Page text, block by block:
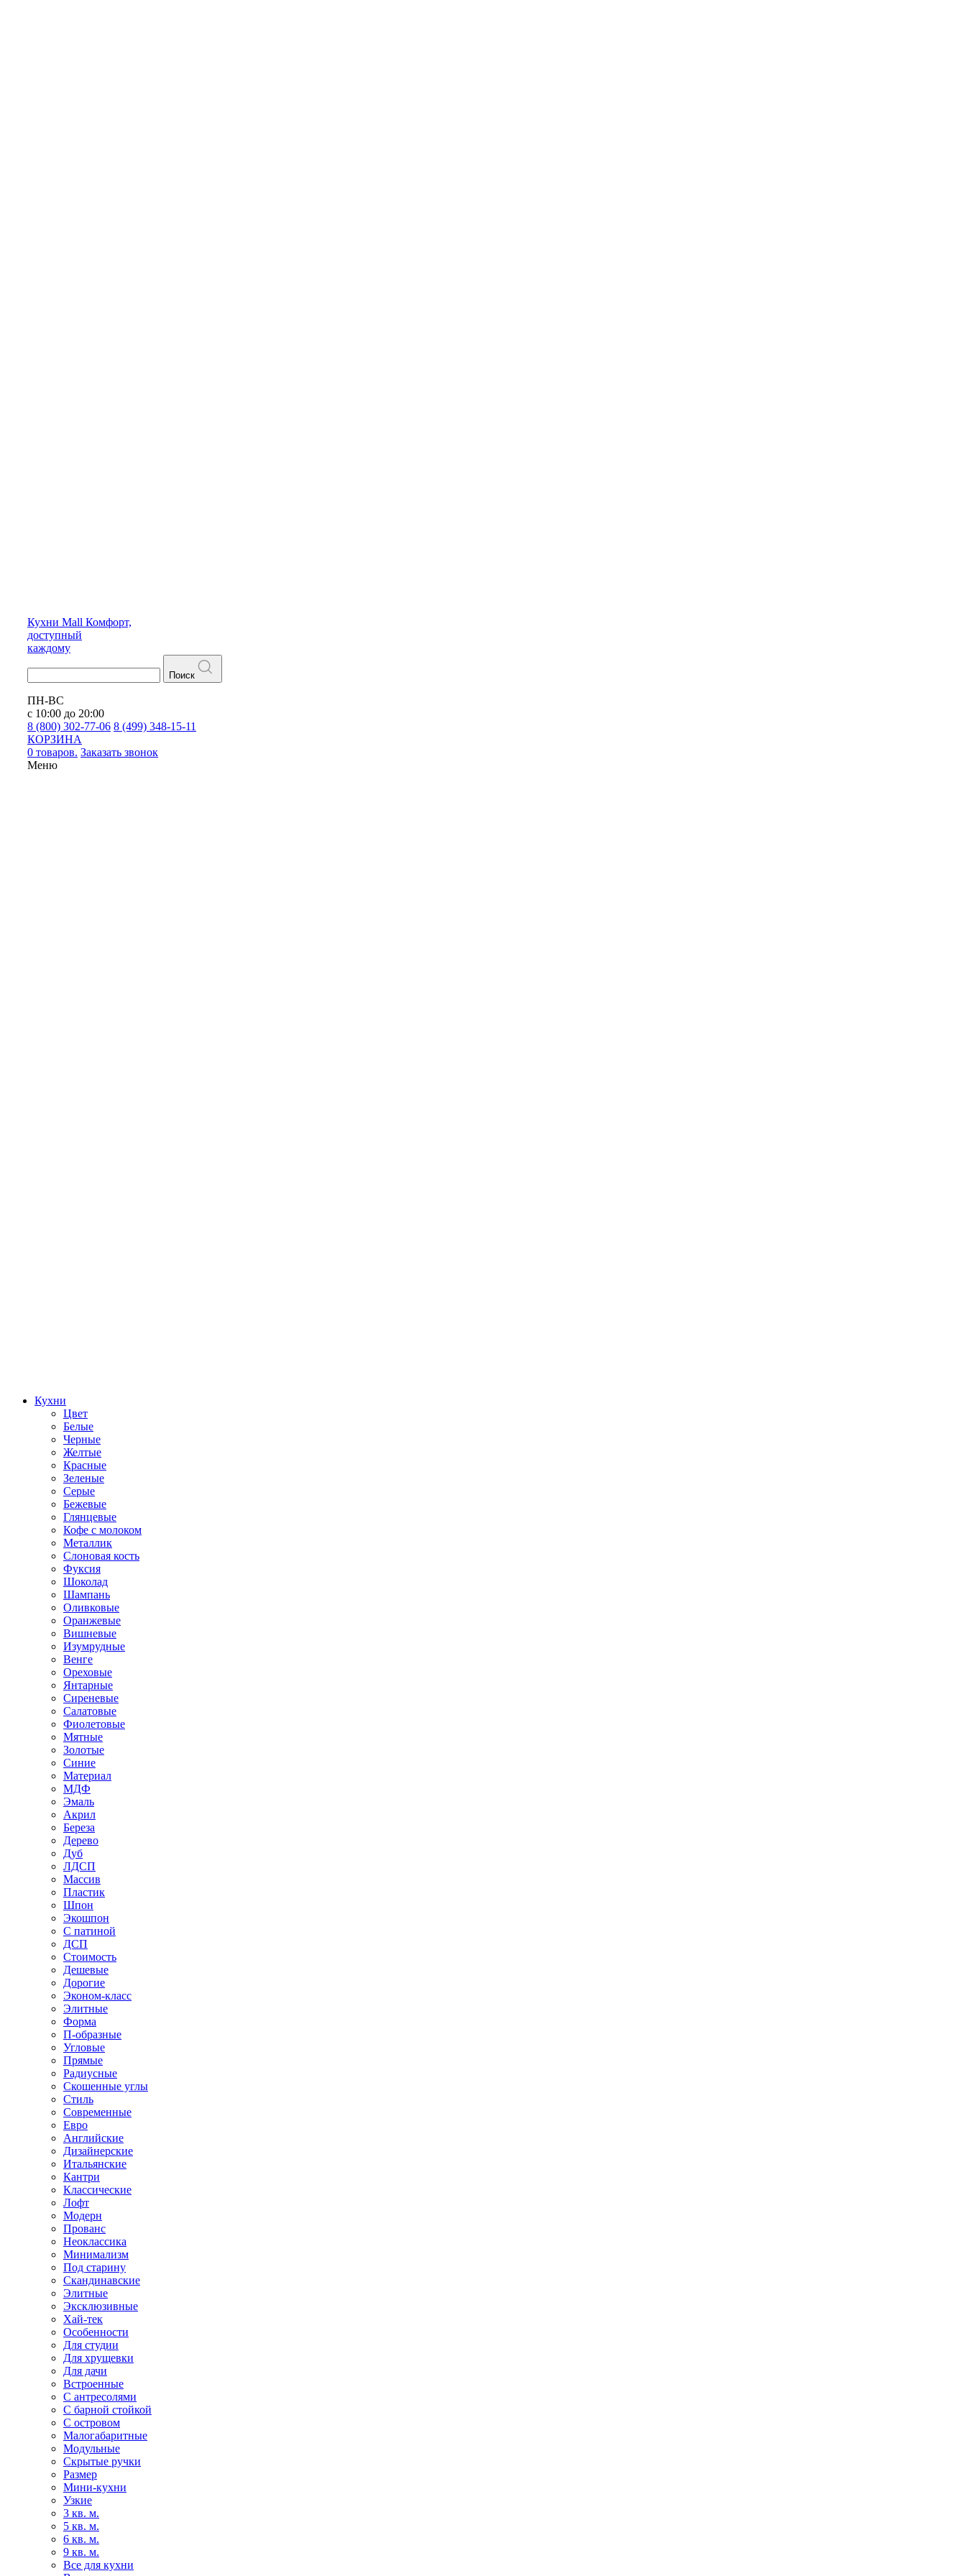
Кухни Mall Комфорт,
доступный
каждому
Поиск
ПН-ВС
с 10:00 до 20:00
8 (800) 302-77-06 8 (499) 348-15-11
КОРЗИНА
0 товаров. Заказать звонок
Меню
Кухни
Цвет
Белые
Черные
Желтые
Красные
Зеленые
Серые
Бежевые
Глянцевые
Кофе с молоком
Металлик
Слоновая кость
Фуксия
Шоколад
Шампань
Оливковые
Оранжевые
Вишневые
Изумрудные
Венге
Ореховые
Янтарные
Сиреневые
Салатовые
Фиолетовые
Мятные
Золотые
Синие
Материал
МДФ
Эмаль
Акрил
Береза
Дерево
Дуб
ЛДСП
Массив
Пластик
Шпон
Экошпон
С патиной
ДСП
Стоимость
Дешевые
Дорогие
Эконом-класс
Элитные
Форма
П-образные
Угловые
Прямые
Радиусные
Скошенные углы
Стиль
Современные
Евро
Английские
Дизайнерские
Итальянские
Кантри
Классические
Лофт
Модерн
Прованс
Неоклассика
Минимализм
Под старину
Скандинавские
Элитные
Эксклюзивные
Хай-тек
Особенности
Для студии
Для хрущевки
Для дачи
Встроенные
С антресолями
С барной стойкой
С островом
Малогабаритные
Модульные
Скрытые ручки
Размер
Мини-кухни
Узкие
3 кв. м.
5 кв. м.
6 кв. м.
9 кв. м.
Все для кухни